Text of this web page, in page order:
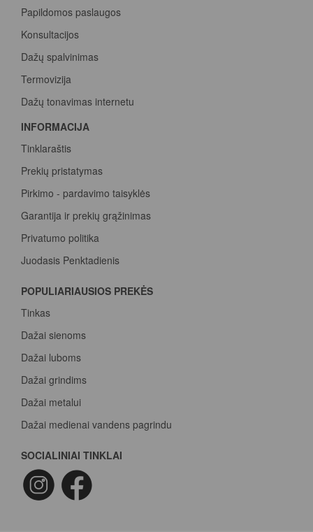
Papildomos paslaugos
Konsultacijos
Dažų spalvinimas
Termovizija
Dažų tonavimas internetu
INFORMACIJA
Tinklaraštis
Prekių pristatymas
Pirkimo - pardavimo taisyklės
Garantija ir prekių grąžinimas
Privatumo politika
Juodasis Penktadienis
POPULIARIAUSIOS PREKĖS
Tinkas
Dažai sienoms
Dažai luboms
Dažai grindims
Dažai metalui
Dažai medienai vandens pagrindu
Dažai betonui
Dažymo voleliai
SOCIALINIAI TINKLAI